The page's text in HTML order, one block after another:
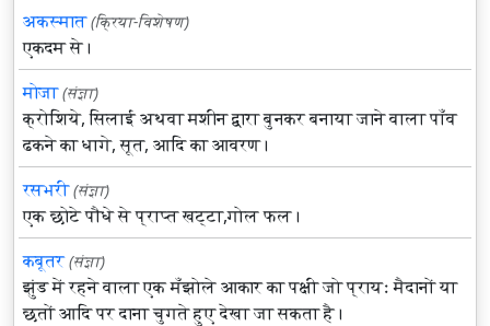
अकस्मात (क्रिया-विशेषण)
एकदम से।
मोजा (संज्ञा)
क्रोशिये, सिलाई अथवा मशीन द्वारा बुनकर बनाया जाने वाला पाँव
ढकने का धागे, सूत, आदि का आवरण।
रसभरी (संज्ञा)
एक छोटे पौधे से प्राप्त खट्टा,गोल फल।
कबूतर (संज्ञा)
झुंड में रहने वाला एक मँझोले आकार का पक्षी जो प्रायः मैदानों या
छतों आदि पर दाना चुगते हुए देखा जा सकता है।